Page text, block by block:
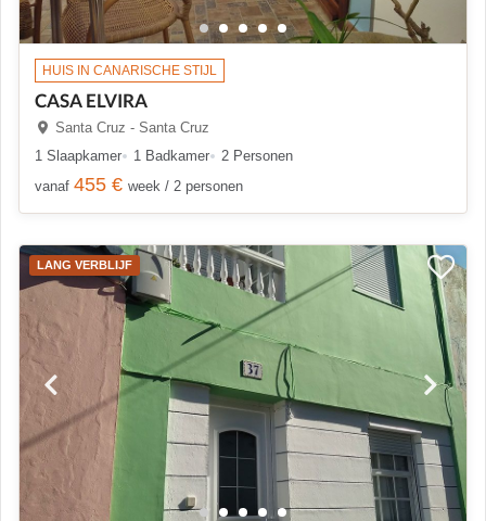
HUIS IN CANARISCHE STIJL
CASA ELVIRA
Santa Cruz - Santa Cruz
1 Slaapkamer
1 Badkamer
2 Personen
vanaf 455 € week / 2 personen
LANG VERBLIJF